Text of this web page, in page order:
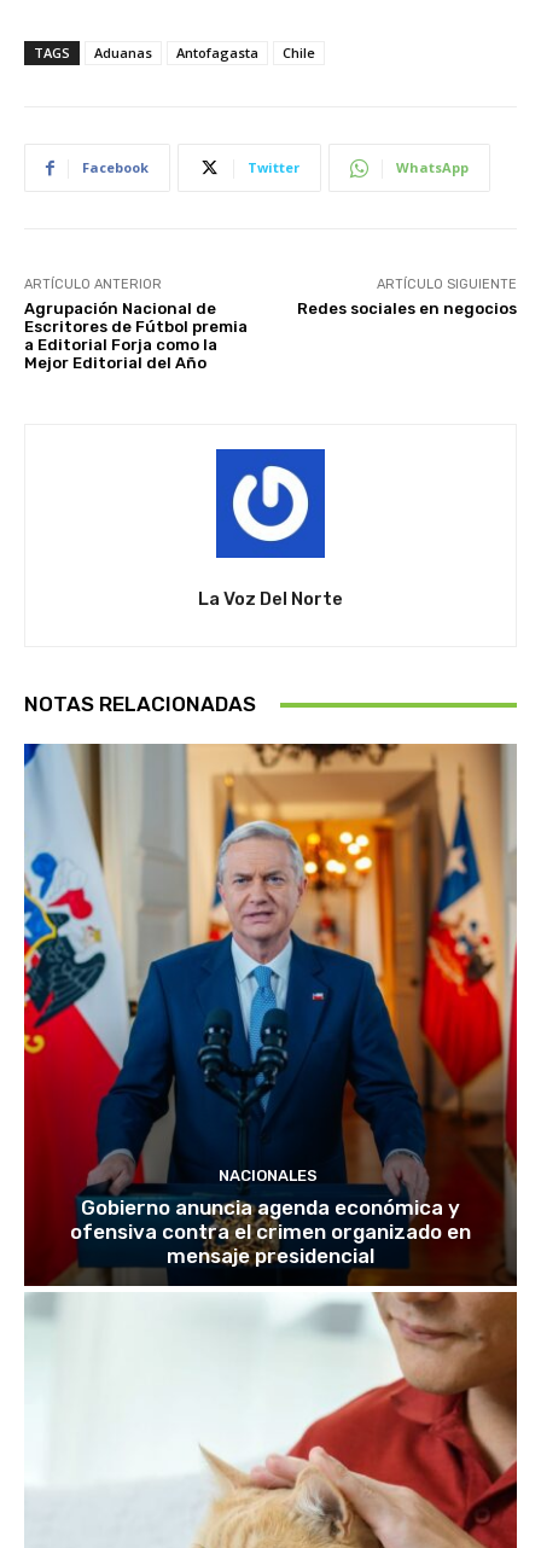
TAGS Aduanas Antofagasta Chile
Facebook Twitter WhatsApp
ARTÍCULO ANTERIOR
Agrupación Nacional de
Escritores de Fútbol premia
a Editorial Forja como la
Mejor Editorial del Año
ARTÍCULO SIGUIENTE
Redes sociales en negocios
La Voz Del Norte
NOTAS RELACIONADAS
NACIONALES
Gobierno anuncia agenda económica y
ofensiva contra el crimen organizado en
mensaje presidencial